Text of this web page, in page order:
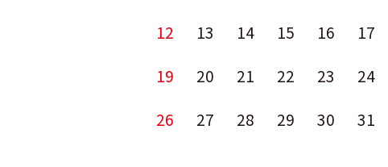
12
13 14 15 16 17
19
20 21 22 23 24
26
27 28 29 30 31